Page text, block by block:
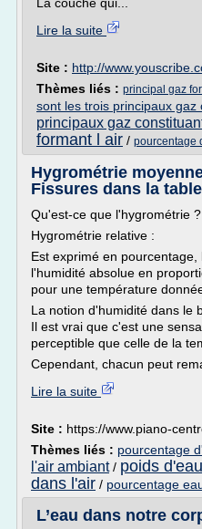
Lire la suite
Site : http://
Thèmes liés : principal gaz
sont les trois principaux gaz
principaux gaz
formant l air / pourcentage
Hygrométrie
Fissures dans la
Qu'est-ce que l'hygrométrie ?
Hygrométrie relative :
Est exprimé en
l'humidité absolue en
pour une température
La notion d'humidité dans le
Il est vrai que c'est une
perceptible que celle de la
Cependant, chacun peut
Lire la suite
Site : https://www.piano-
Thèmes liés : pourcentage
l'air ambiant/ poids
dans l'air / pourcentage
L’eau dans notre